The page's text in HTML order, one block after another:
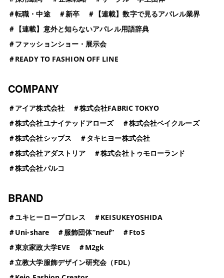
＃転職・中途 ＃新卒 ＃
【連載】数字で見るアパレル業界
＃
【連載】意外と知らないアパレル用語辞典
＃ファッションショー・展示会
＃READY TO FASHION OFF LINE
COMPANY
＃アイア株式会社 ＃株式会社FABRIC TOKYO
＃株式会社ユナイテッドアローズ ＃株式会社ベイクルーズ
＃株式会社シップス ＃タキヒヨー株式会社
＃株式会社アダストリア ＃株式会社トゥモローランド
＃株式会社パルコ
BRAND
＃ユキヒーロープロレス ＃KEISUKEYOSHIDA
＃Uni-share ＃服飾団体”neuf” ＃FtoS
＃東京家政大学EVE ＃M2gk
＃立教大学服飾デザイン研究会（FDL）